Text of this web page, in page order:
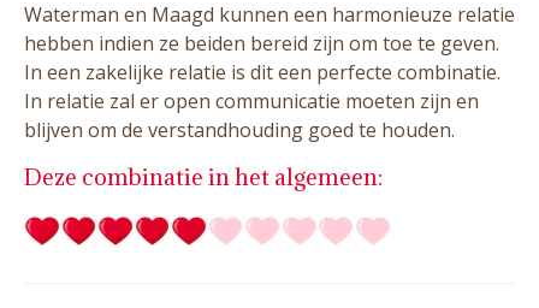
Waterman en Maagd kunnen een harmonieuze relatie
hebben indien ze beiden bereid zijn om toe te geven.
In een zakelijke relatie is dit een perfecte combinatie.
In relatie zal er open communicatie moeten zijn en
blijven om de verstandhouding goed te houden.
Deze combinatie in het algemeen: